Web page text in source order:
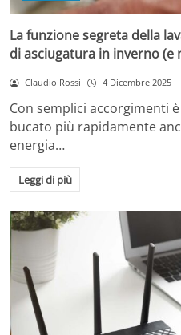
La funzione segreta della
di asciugatura in inverno
Claudio Rossi 4 Dicembre 2025
Con semplici accorgimenti
bucato più rapidamente
energia…
Leggi di più